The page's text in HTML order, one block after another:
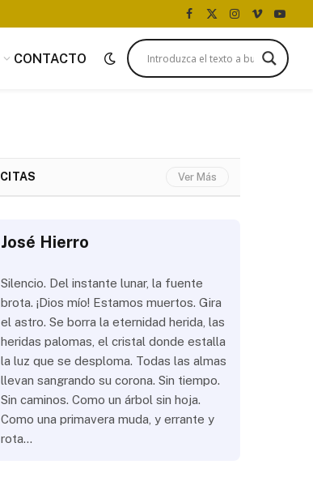
Facebook
X
(Twitter)
Instagram
Vimeo
CONTACTO
CITAS Ver Más
José Hierro
Silencio. Del instante lunar, la fuente
brota. ¡Dios mío! Estamos muertos. Gira
el astro. Se borra la eternidad herida, las
heridas palomas, el cristal donde estalla
la luz que se desploma. Todas las almas
llevan sangrando su corona. Sin tiempo.
Sin caminos. Como un árbol sin hoja.
Como una primavera muda, y errante y
rota…